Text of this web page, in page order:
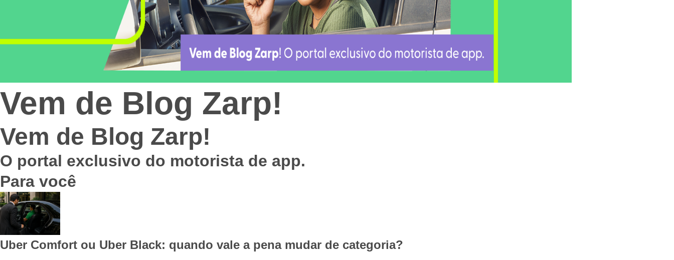
Vem de Blog Zarp!
Vem de Blog Zarp!
O portal exclusivo do motorista de app.
Para você
Uber Comfort ou Uber Black: quando vale a pena mudar de categoria?